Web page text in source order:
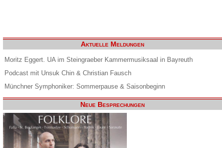
Aktuelle Meldungen
Moritz Eggert. UA im Steingraeber Kammermusiksaal in Bayreuth
Podcast mit Unsuk Chin & Christian Fausch
Münchner Symphoniker: Sommerpause & Saisonbeginn
Neue Besprechungen